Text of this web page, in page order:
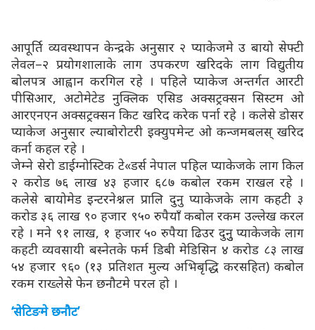
आपूर्ति व्यवस्थापन केन्द्रके अनुसार २ प्याकेजमे उ बायो सेफ्टी
लेवल–२ प्रयोगशालाके लाग उपकरण खरिदके लाग विद्युतीय
बोलपत्र आह्वान करगिल रहे । पहिले प्याकेज अन्तर्गत आरटी
पीसिआर, अटोमेटेड नुक्लिक एसिड अक्सट्रक्सन सिस्टम ओ
आरएनएन अक्सट्रक्सन किट खरिद करेक पर्ना रहे । कलेसे डोसर
प्याकेज अनुसार ल्याबोरोटरी इक्युपमेन्ट ओ कन्जमबलस् खरिद
कर्ना कहल रहे ।
जेम्ने सेरो डाईग्नोस्टिक टे«डर्स नेपाल पहिल प्याकेजके लाग किल
२ करोड ७६ लाख ४३ हजार ६८७ कबोल रकम राखल रहे ।
कलेसे बायोमेड इन्टरनेश्नल प्रालि दुनु प्याकेजके लाग कहटी ३
करोड ३६ लाख ९० हजार ९५० रुपैयाँ कबोल रकम उल्लेख करल
रहे । मने ९१ लाख, १ हजार ५० रुपैया ढिउर दुनुु प्याकेजके लाग
कहटी व्यवसायी बस्नेतके फर्म डिबी मेडिसिन ४ करोड ८३ लाख
५४ हजार ९६० (१३ प्रतिशत मुल्य अभिबृद्धि करसहित) कबोल
रकम राख्लेसे फेन छनौटमे परल हो ।
‘सेटिङमे छनौट’